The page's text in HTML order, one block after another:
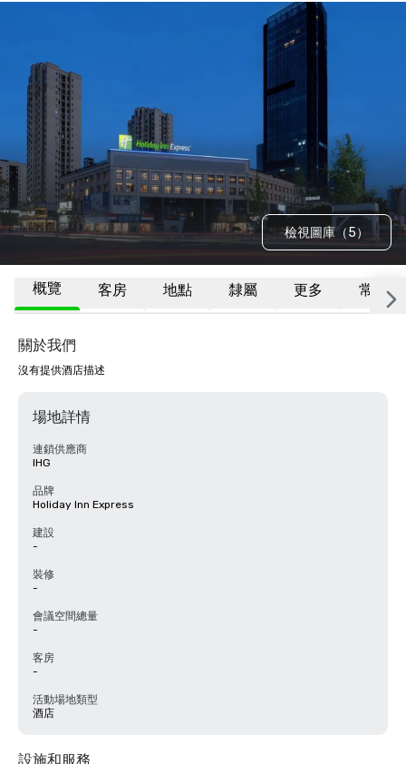
檢視圖庫（5）
概覽 客房 地點 隸屬 更多 常見問
關於我們
沒有提供酒店描述
場地詳情
連鎖供應商
IHG
品牌
Holiday Inn Express
建設
-
裝修
-
會議空間總量
-
客房
-
活動場地類型
酒店
設施和服務